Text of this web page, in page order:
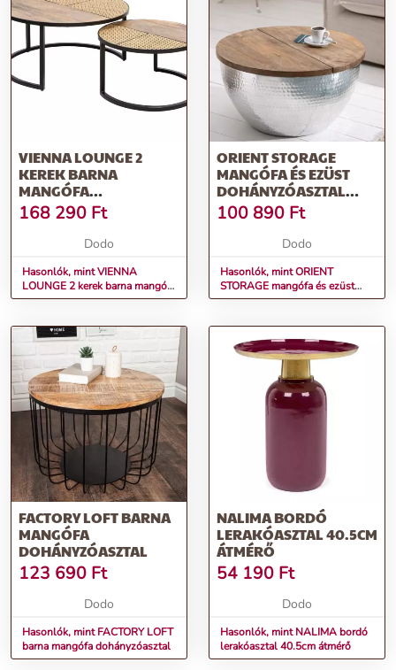
VIENNA LOUNGE 2
KEREK BARNA
MANGÓFA
DOHÁNYZÓASZTAL
168 290 Ft
Dodo
Hasonlók, mint VIENNA
LOUNGE 2 kerek barna mangófa
dohányzóasztal
ORIENT STORAGE
MANGÓFA ÉS EZÜST
DOHÁNYZÓASZTAL
60CM
100 890 Ft
Dodo
Hasonlók, mint ORIENT
STORAGE mangófa és ezüst
dohányzóasztal 60cm
FACTORY LOFT BARNA
MANGÓFA
DOHÁNYZÓASZTAL
123 690 Ft
Dodo
Hasonlók, mint FACTORY LOFT
barna mangófa dohányzóasztal
NALIMA BORDÓ
LERAKÓASZTAL 40.5CM
ÁTMÉRŐ
54 190 Ft
Dodo
Hasonlók, mint NALIMA bordó
lerakóasztal 40.5cm átmérő